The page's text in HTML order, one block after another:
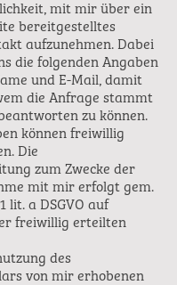
mit mir über ein
bereitgestelltes
aufzunehmen. Dabei
die folgenden Angaben
und E-Mail, damit
die Anfrage stammt
zu können.
können freiwillig
Die
zum Zwecke der
mit mir erfolgt gem.
lit. a DSGVO auf
freiwillig erteilten
des
von mir erhobenen